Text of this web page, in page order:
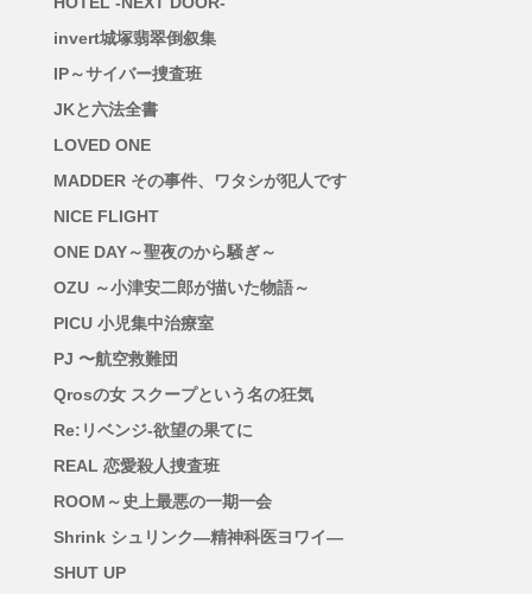
invert城塚翡翠倒叙集
IP～サイバー捜査班
JKと六法全書
LOVED ONE
MADDER その事件、ワタシが犯人です
NICE FLIGHT
ONE DAY～聖夜のから騒ぎ～
OZU ～小津安二郎が描いた物語～
PICU 小児集中治療室
PJ 〜航空救難団
Qrosの女 スクープという名の狂気
Re:リベンジ-欲望の果てに
REAL 恋愛殺人捜査班
ROOM～史上最悪の一期一会
Shrink シュリンク―精神科医ヨワイ―
SHUT UP